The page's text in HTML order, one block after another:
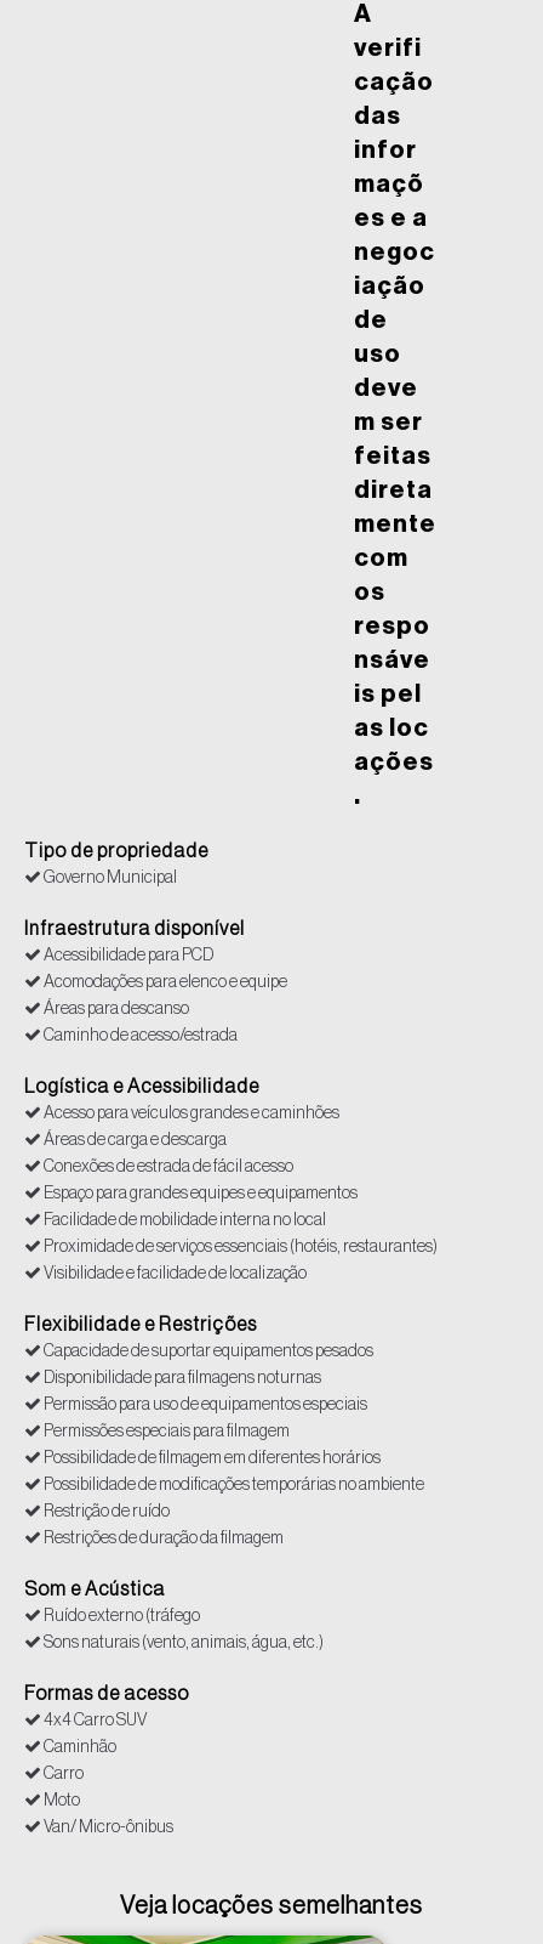
A
verifi
cação
das
infor
maçõ
es e a
negoc
iação
de
uso
deve
m ser
feitas
direta
mente
com
os
respo
nsáve
is pel
as loc
ações
.
Tipo de propriedade
Governo Municipal
Infraestrutura disponível
Acessibilidade para PCD
Acomodações para elenco e equipe
Áreas para descanso
Caminho de acesso/estrada
Logística e Acessibilidade
Acesso para veículos grandes e caminhões
Áreas de carga e descarga
Conexões de estrada de fácil acesso
Espaço para grandes equipes e equipamentos
Facilidade de mobilidade interna no local
Proximidade de serviços essenciais (hotéis, restaurantes)
Visibilidade e facilidade de localização
Flexibilidade e Restrições
Capacidade de suportar equipamentos pesados
Disponibilidade para filmagens noturnas
Permissão para uso de equipamentos especiais
Permissões especiais para filmagem
Possibilidade de filmagem em diferentes horários
Possibilidade de modificações temporárias no ambiente
Restrição de ruído
Restrições de duração da filmagem
Som e Acústica
Ruído externo (tráfego
Sons naturais (vento, animais, água, etc.)
Formas de acesso
4x4 Carro SUV
Caminhão
Carro
Moto
Van/ Micro-ônibus
Veja locações semelhantes